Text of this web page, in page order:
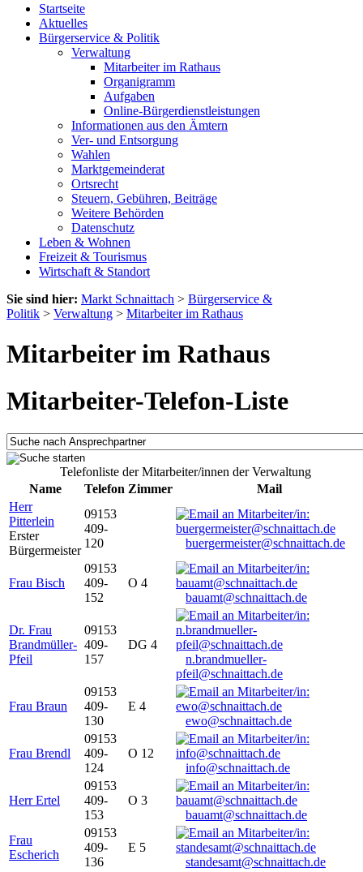
Startseite
Aktuelles
Bürgerservice & Politik
Verwaltung
Mitarbeiter im Rathaus
Organigramm
Aufgaben
Online-Bürgerdienstleistungen
Informationen aus den Ämtern
Ver- und Entsorgung
Wahlen
Marktgemeinderat
Ortsrecht
Steuern, Gebühren, Beiträge
Weitere Behörden
Datenschutz
Leben & Wohnen
Freizeit & Tourismus
Wirtschaft & Standort
Sie sind hier: Markt Schnaittach > Bürgerservice &
Politik > Verwaltung > Mitarbeiter im Rathaus
Mitarbeiter im Rathaus
Mitarbeiter-Telefon-Liste
Telefonliste der Mitarbeiter/innen der Verwaltung
Name
Telefon Zimmer
Mail
Herr
Pitterlein
Erster
Bürgermeister
09153
409-
120
buergermeister@schnaittach.de
Frau Bisch
09153
409-
152
O 4
bauamt@schnaittach.de
Dr. Frau
Brandmüller-
Pfeil
09153
409-
157
DG 4
n.brandmueller-
pfeil@schnaittach.de
Frau Braun
09153
409-
130
E 4
ewo@schnaittach.de
Frau Brendl
09153
409-
124
O 12
info@schnaittach.de
Herr Ertel
09153
409-
153
O 3
bauamt@schnaittach.de
Frau
Escherich
09153
409-
136
E 5
standesamt@schnaittach.de